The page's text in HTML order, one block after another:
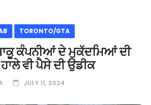
TORONTO/GTA
ਕੰਪਨੀਆਂ ਦੇ ਮੁਕੱਦਮਿਆਂ ਦੀ
ਵੀ ਪੈਸੇ ਦੀ ਉਡੀਕ
JULY 11, 2024